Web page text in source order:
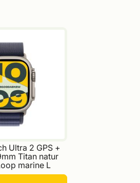
Ultra 2 GPS +
Titan natur
marine L